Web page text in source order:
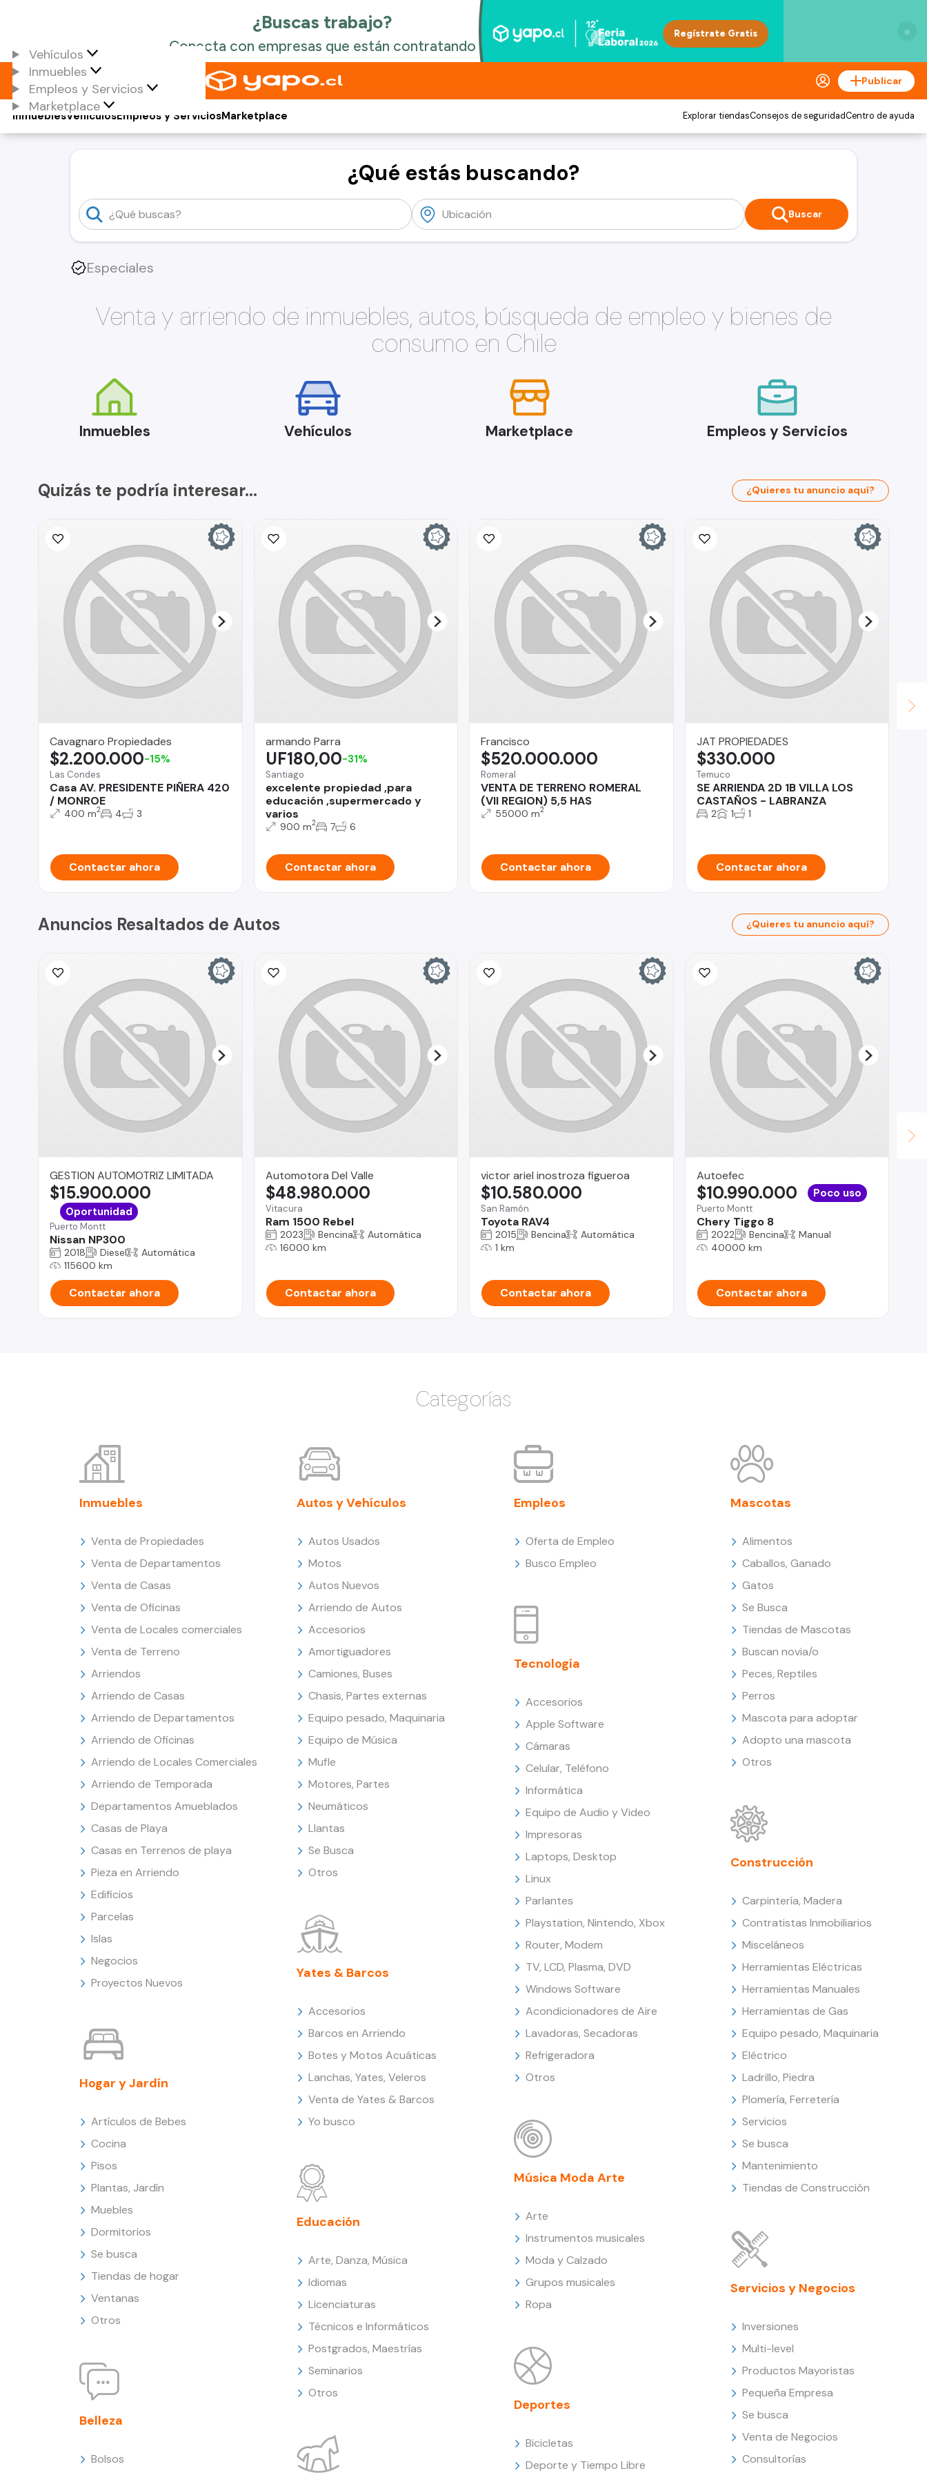
×
Vehículos
Inmuebles
Empleos y Servicios
Marketplace
Publicar
Vehículos
Inmuebles Empleos y ServiciosMarketplace Explorar tiendasConsejos de seguridadCentro de ayuda
¿Qué estás buscando?
Buscar
Especiales
Venta y arriendo de inmuebles, autos, búsqueda de empleo y bienes de
consumo en Chile
Inmuebles Vehículos Marketplace Empleos y Servicios
Quizás te podría interesar... ¿Quieres tu anuncio aquí?
Cavagnaro Propiedades
Las Condes
Casa AV. PRESIDENTE PIÑERA 420
/ MONROE
$2.200.000-15%
400 m2 4 3
Contactar ahora
armando Parra
Santiago
excelente propiedad ,para
educación ,supermercado y
varios
UF180,00-31%
900 m2 7 6
Contactar ahora
Francisco
Romeral
VENTA DE TERRENO ROMERAL
(VII REGION) 5,5 HAS
$520.000.000
55000 m2
Contactar ahora
JAT PROPIEDADES
Temuco
SE ARRIENDA 2D 1B VILLA LOS
CASTAÑOS - LABRANZA
$330.000
2 1 1
Contactar ahora
Anuncios Resaltados de Autos ¿Quieres tu anuncio aquí?
GESTION AUTOMOTRIZ LIMITADA
Puerto Montt
Nissan NP300
$15.900.000
Oportunidad
2018 Diesel
Automática
115600 km
Contactar ahora
Automotora Del Valle
Vitacura
Ram 1500 Rebel
$48.980.000
2023 Bencina
Automática
16000 km
Contactar ahora
victor ariel inostroza figueroa
San Ramón
Toyota RAV4
$10.580.000
2015 Bencina
Automática
1 km
Contactar ahora
Autoefec
Puerto Montt
Chery Tiggo 8
$10.990.000 Poco uso
2022 Bencina
Manual
40000 km
Contactar ahora
Categorías
Inmuebles
Venta de Propiedades
Venta de Departamentos
Venta de Casas
Venta de Oficinas
Venta de Locales comerciales
Venta de Terreno
Arriendos
Arriendo de Casas
Arriendo de Departamentos
Arriendo de Oficinas
Arriendo de Locales Comerciales
Arriendo de Temporada
Departamentos Amueblados
Casas de Playa
Casas en Terrenos de playa
Pieza en Arriendo
Edificios
Parcelas
Islas
Negocios
Proyectos Nuevos
Hogar y Jardín
Artículos de Bebes
Cocina
Pisos
Plantas, Jardín
Muebles
Dormitorios
Se busca
Tiendas de hogar
Ventanas
Otros
Belleza
Bolsos
Autos y Vehículos
Autos Usados
Motos
Autos Nuevos
Arriendo de Autos
Accesorios
Amortiguadores
Camiones, Buses
Chasis, Partes externas
Equipo pesado, Maquinaria
Equipo de Música
Mufle
Motores, Partes
Neumáticos
Llantas
Se Busca
Otros
Yates & Barcos
Accesorios
Barcos en Arriendo
Botes y Motos Acuáticas
Lanchas, Yates, Veleros
Venta de Yates & Barcos
Yo busco
Educación
Arte, Danza, Música
Idiomas
Licenciaturas
Técnicos e Informáticos
Postgrados, Maestrías
Seminarios
Otros
Empleos
Oferta de Empleo
Busco Empleo
Tecnología
Accesorios
Apple Software
Cámaras
Celular, Teléfono
Informática
Equipo de Audio y Video
Impresoras
Laptops, Desktop
Linux
Parlantes
Playstation, Nintendo, Xbox
Router, Modem
TV, LCD, Plasma, DVD
Windows Software
Acondicionadores de Aire
Lavadoras, Secadoras
Refrigeradora
Otros
Música Moda Arte
Arte
Instrumentos musicales
Moda y Calzado
Grupos musicales
Ropa
Deportes
Bicicletas
Deporte y Tiempo Libre
Mascotas
Alimentos
Caballos, Ganado
Gatos
Se Busca
Tiendas de Mascotas
Buscan novia/o
Peces, Reptiles
Perros
Mascota para adoptar
Adopto una mascota
Otros
Construcción
Carpintería, Madera
Contratistas Inmobiliarios
Misceláneos
Herramientas Eléctricas
Herramientas Manuales
Herramientas de Gas
Equipo pesado, Maquinaria
Eléctrico
Ladrillo, Piedra
Plomería, Ferretería
Servicios
Se busca
Mantenimiento
Tiendas de Construcción
Servicios y Negocios
Inversiones
Multi-level
Productos Mayoristas
Pequeña Empresa
Se busca
Venta de Negocios
Consultorías